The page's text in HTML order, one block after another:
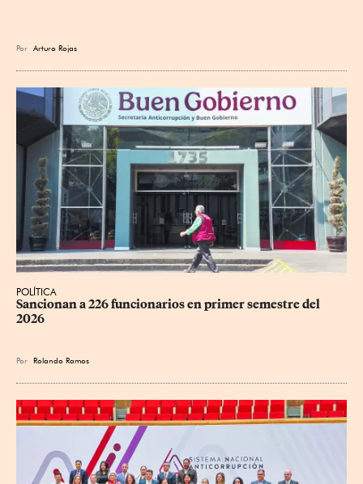
Por Arturo Rojas
POLÍTICA
Sancionan a 226 funcionarios en primer semestre del
2026
Por Rolando Ramos